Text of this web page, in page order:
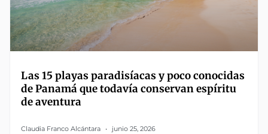
Las 15 playas paradisíacas y poco conocidas
de Panamá que todavía conservan espíritu
de aventura
Claudia Franco Alcántara junio 25, 2026